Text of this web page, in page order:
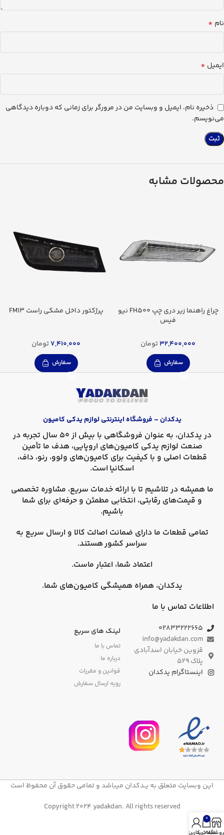
نام *
ایمیل *
ذخیره نام، ایمیل و وبسایت من در مرورگر برای زمانی که دوباره دیدگاهی
می‌نویسم.
محصولات مشابه
چراغ راهنما زیر دری چپ FH500 نیو
فیس
32,400,000تومان
سفارش
پرژکتور داخل مشکی راست FM13
7,410,000تومان
سفارش
یدکدان – فروشگاه اینترنتی لوازم یدکی کامیون
در یدکدان
، به عنوان فروشگاهی با بیش از 50 سال تجربه در
صنعت لوازم یدکی کامیون‌های اروپایی، هدف ما تأمین
قطعات اصلی و با کیفیت برای کامیون‌های ولوو، رنو، داف،
اسکانیا است.
ما همیشه در تلاشیم تا با ارائه خدمات سریع، مشاوره تخصصی
و قیمت‌های رقابتی، انتخابی مطمئن و حرفه‌ای برای شما
باشیم.
تمامی قطعات ما دارای ضمانت اصالت کالا و ارسال سریع به
سراسر کشورهستند.
اعتماد شما، اعتبار ماست.
یدکدان، همراه همیشگی کامیون‌های شما.
اطلاعات تماس با ما
۰۲۸۳۳۲۲۲۶۶۵
info@yadakdan.com
قزوین خیابان اسدآبادی
پلاک ۵۲۹
اینستاگرام یدکدان
لینک های سریع
تماس با ما
درباره ما
قوانین و مقررات
رویه ارسال سفارش
این وبسایت متعلق به یــدکدان میباشد و تمامی حقوق آن محفوظ است
Copyright 2024 yadakdan. All rights reserved
0
سبد خرید
حساب کاربری من